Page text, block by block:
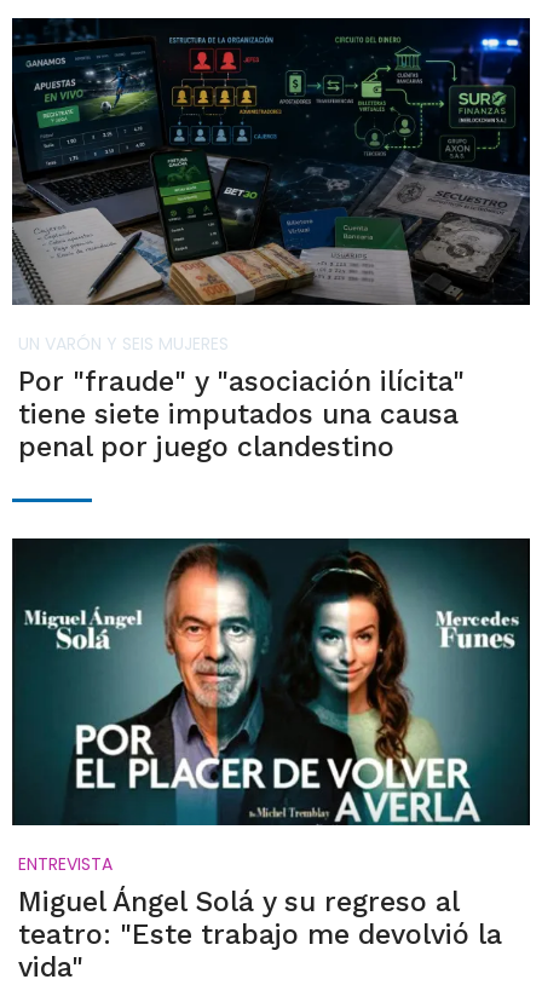
UN VARÓN Y SEIS MUJERES
Por "fraude" y "asociación ilícita"
tiene siete imputados una causa
penal por juego clandestino
ENTREVISTA
Miguel Ángel Solá y su regreso al
teatro: "Este trabajo me devolvió la
vida"